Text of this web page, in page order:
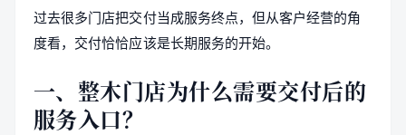
过去很多门店把交付当成服务终点，但从客户经营的角
度看，交付恰恰应该是长期服务的开始。
一、整木门店为什么需要交付后的
服务入口？